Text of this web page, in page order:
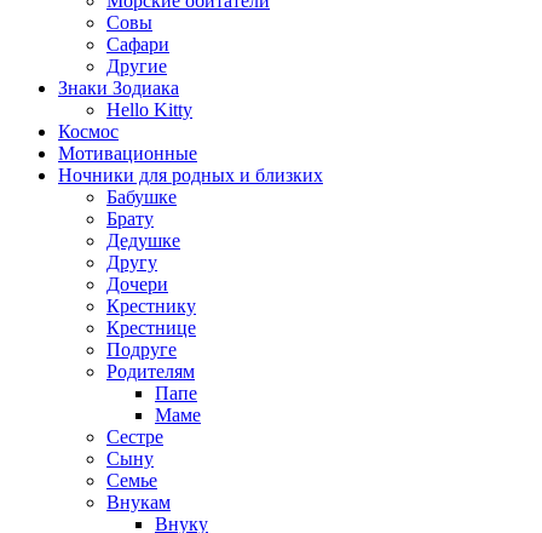
Совы
Сафари
Другие
Знаки Зодиака
Hello Kitty
Космос
Мотивационные
Ночники для родных и близких
Бабушке
Брату
Дедушке
Другу
Дочери
Крестнику
Крестнице
Подруге
Родителям
Папе
Маме
Сестре
Сыну
Семье
Внукам
Внуку